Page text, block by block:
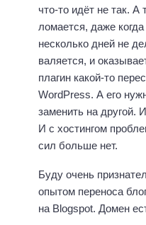
что-то идёт не так. А
ломается, даже
несколько дней не
валяется, и
плагин какой-то
WordPress. А его
заменить на другой.
И с хостингом
сил больше нет.
Буду очень
опытом переноса
на Blogspot. Домен